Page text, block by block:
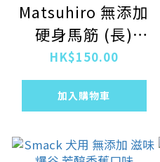
Matsuhiro 無添加
硬身馬筋 (長)
100g
HK$150.00
加入購物車